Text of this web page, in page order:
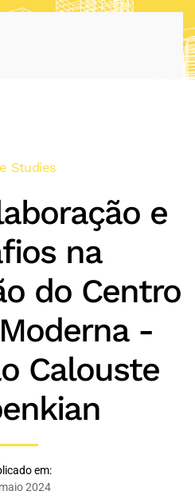
Studies
e
na
do Centro
-
Calouste
em:
2024